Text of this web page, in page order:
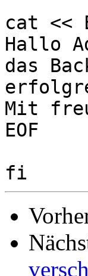
cat <<
Hallo
das
Mit
EOF